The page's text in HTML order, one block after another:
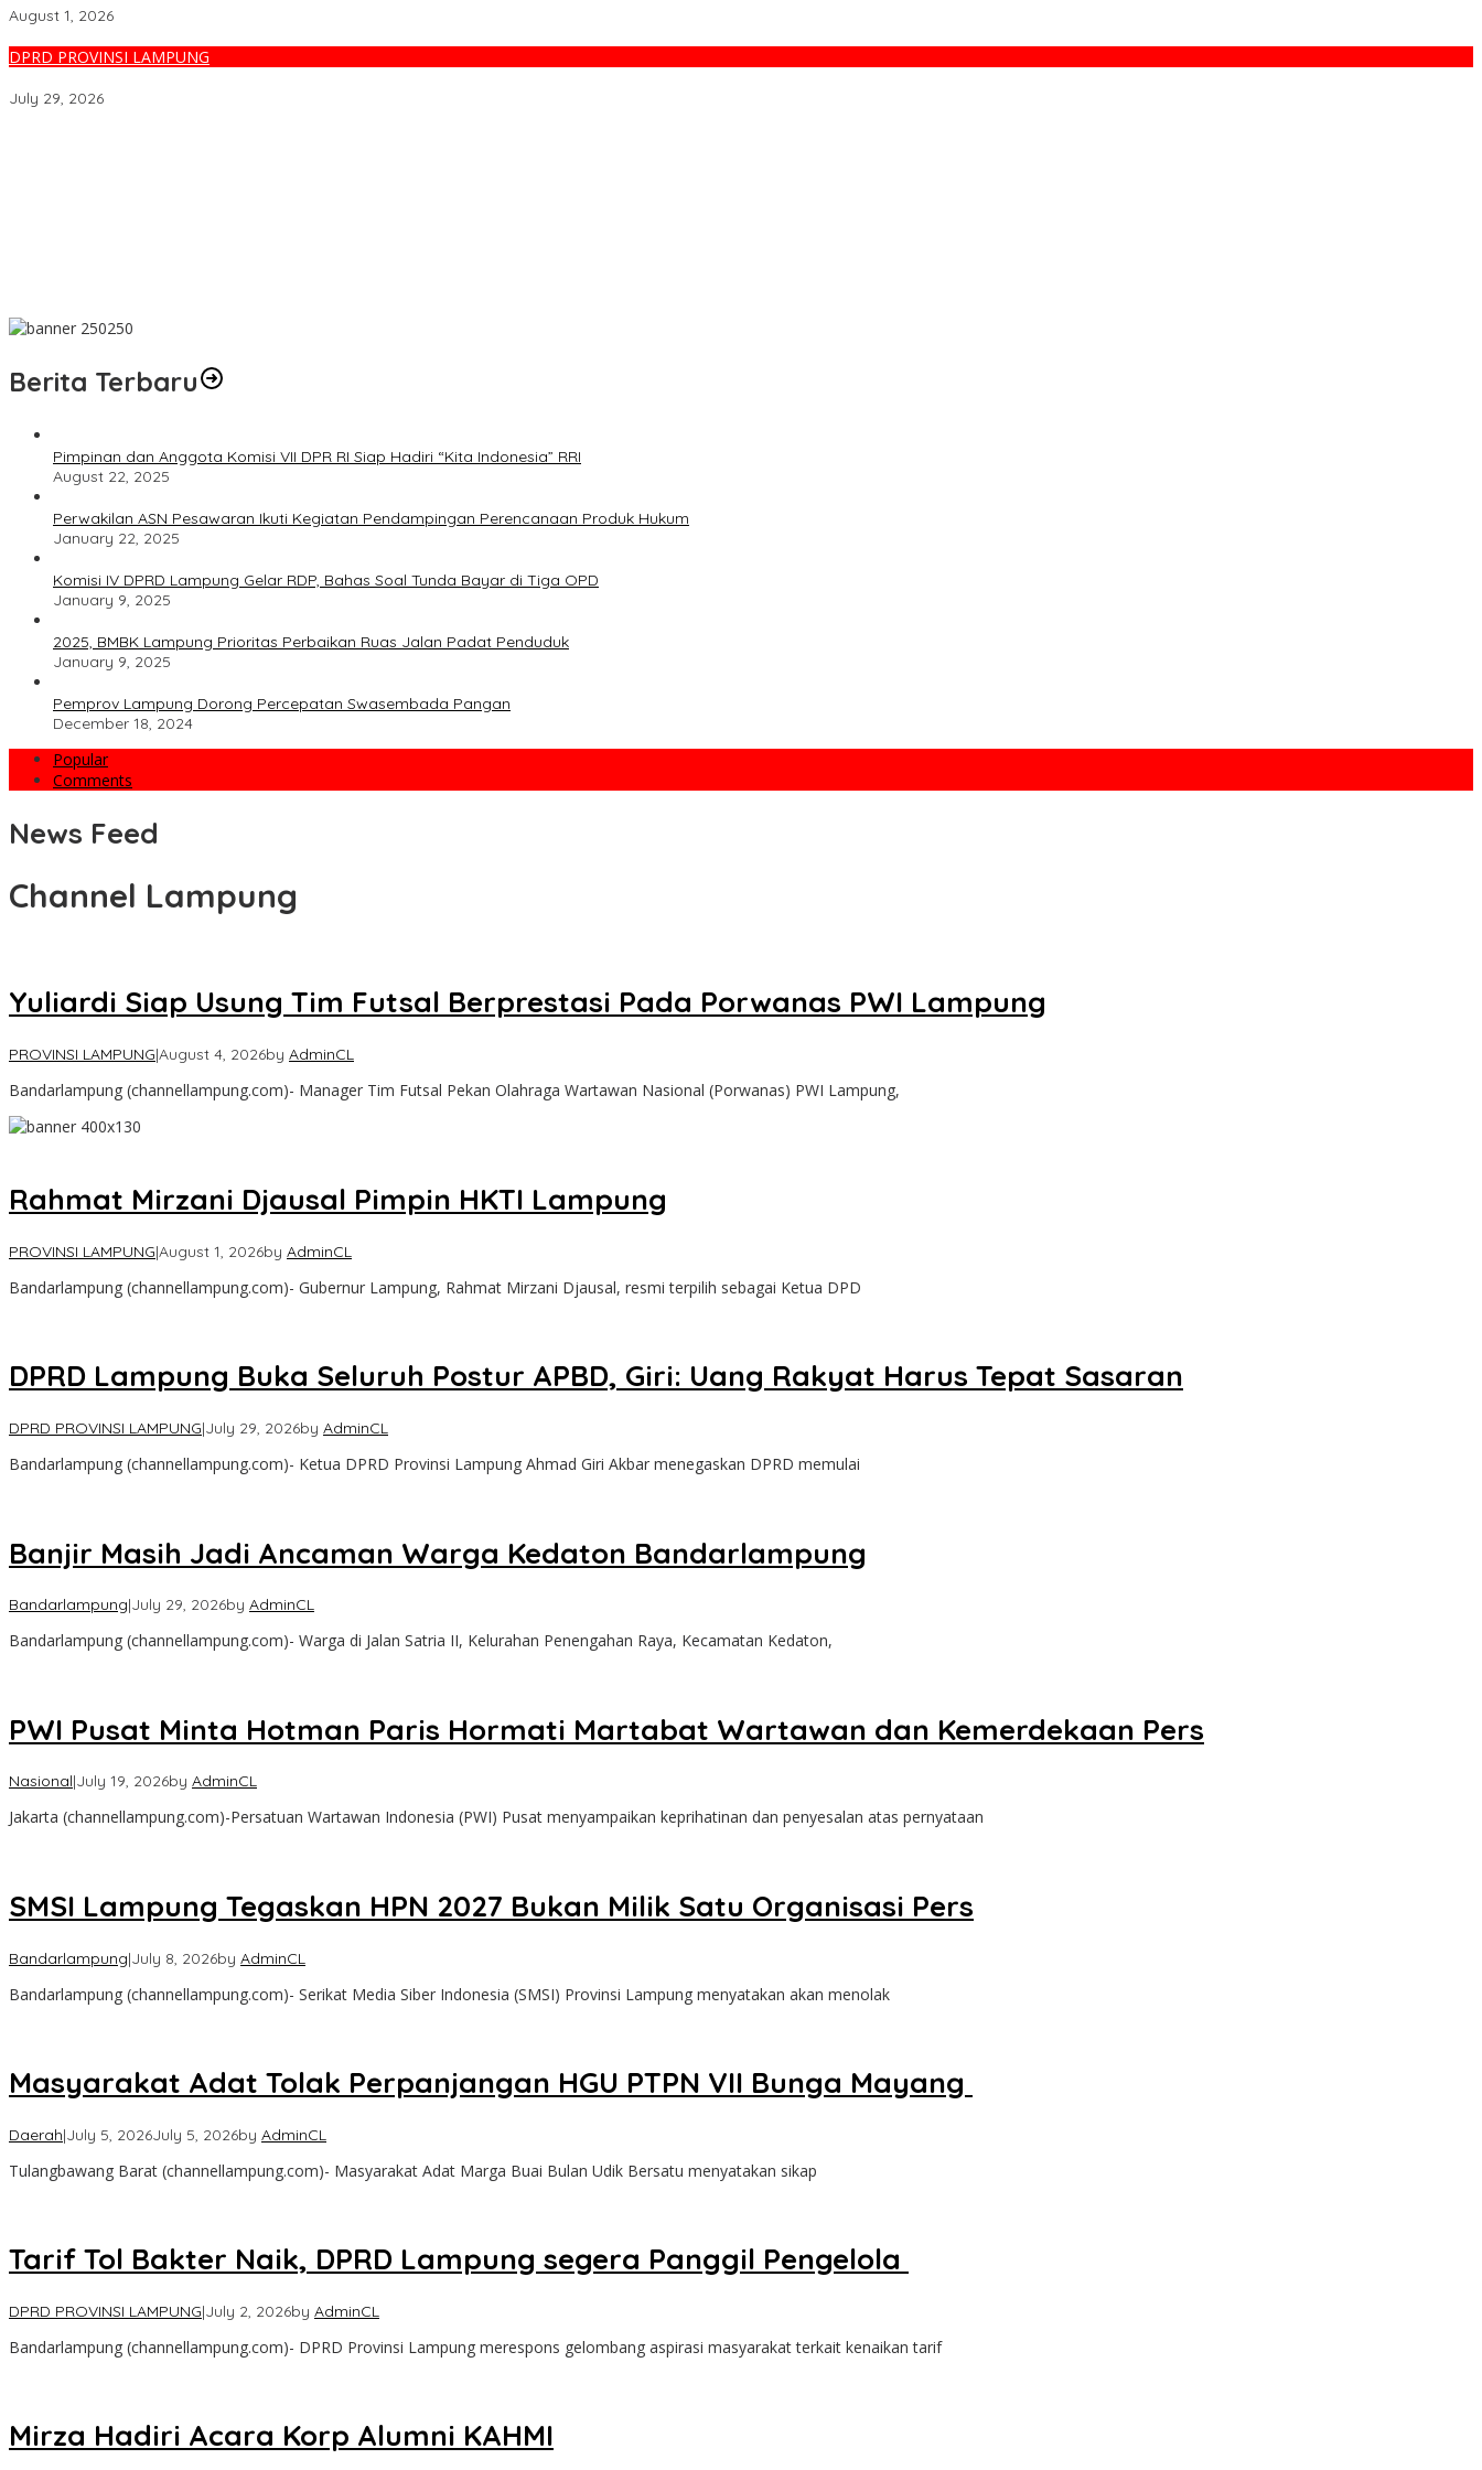
August 1, 2026
DPRD PROVINSI LAMPUNG
July 29, 2026
Berita Terbaru
Pimpinan dan Anggota Komisi VII DPR RI Siap Hadiri “Kita Indonesia” RRI
August 22, 2025
Perwakilan ASN Pesawaran Ikuti Kegiatan Pendampingan Perencanaan Produk Hukum
January 22, 2025
Komisi IV DPRD Lampung Gelar RDP, Bahas Soal Tunda Bayar di Tiga OPD
January 9, 2025
2025, BMBK Lampung Prioritas Perbaikan Ruas Jalan Padat Penduduk
January 9, 2025
Pemprov Lampung Dorong Percepatan Swasembada Pangan
December 18, 2024
Popular
Comments
News Feed
Channel Lampung
Yuliardi Siap Usung Tim Futsal Berprestasi Pada Porwanas PWI Lampung
PROVINSI LAMPUNG|August 4, 2026by AdminCL
Bandarlampung (channellampung.com)- Manager Tim Futsal Pekan Olahraga Wartawan Nasional (Porwanas) PWI Lampung,
Rahmat Mirzani Djausal Pimpin HKTI Lampung
PROVINSI LAMPUNG|August 1, 2026by AdminCL
Bandarlampung (channellampung.com)- Gubernur Lampung, Rahmat Mirzani Djausal, resmi terpilih sebagai Ketua DPD
DPRD Lampung Buka Seluruh Postur APBD, Giri: Uang Rakyat Harus Tepat Sasaran
DPRD PROVINSI LAMPUNG|July 29, 2026by AdminCL
Bandarlampung (channellampung.com)- Ketua DPRD Provinsi Lampung Ahmad Giri Akbar menegaskan DPRD memulai
Banjir Masih Jadi Ancaman Warga Kedaton Bandarlampung
Bandarlampung|July 29, 2026by AdminCL
Bandarlampung (channellampung.com)- Warga di Jalan Satria II, Kelurahan Penengahan Raya, Kecamatan Kedaton,
PWI Pusat Minta Hotman Paris Hormati Martabat Wartawan dan Kemerdekaan Pers
Nasional|July 19, 2026by AdminCL
Jakarta (channellampung.com)-Persatuan Wartawan Indonesia (PWI) Pusat menyampaikan keprihatinan dan penyesalan atas pernyataan
SMSI Lampung Tegaskan HPN 2027 Bukan Milik Satu Organisasi Pers
Bandarlampung|July 8, 2026by AdminCL
Bandarlampung (channellampung.com)- Serikat Media Siber Indonesia (SMSI) Provinsi Lampung menyatakan akan menolak
‎Masyarakat Adat Tolak Perpanjangan HGU PTPN VII Bunga Mayang ‎
Daerah|July 5, 2026July 5, 2026by AdminCL
Tulangbawang Barat (channellampung.com)- Masyarakat Adat Marga Buai Bulan Udik Bersatu menyatakan sikap
Tarif Tol Bakter Naik, DPRD Lampung segera Panggil Pengelola
DPRD PROVINSI LAMPUNG|July 2, 2026by AdminCL
Bandarlampung (channellampung.com)- DPRD Provinsi Lampung merespons gelombang aspirasi masyarakat terkait kenaikan tarif
Mirza Hadiri Acara Korp Alumni KAHMI